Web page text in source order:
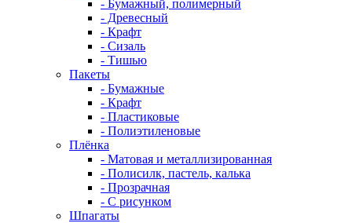
- Бумажный, полимерный
- Древесный
- Крафт
- Сизаль
- Тишью
Пакеты
- Бумажные
- Крафт
- Пластиковые
- Полиэтиленовые
Плёнка
- Матовая и металлизированная
- Полисилк, пастель, калька
- Прозрачная
- С рисунком
Шпагаты